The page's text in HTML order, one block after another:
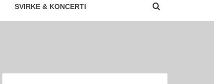
SVIRKE & KONCERTI